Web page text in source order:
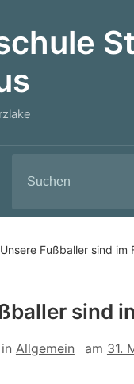
for:
Unsere Fußballer sind im
sind
in Allgemein am 31.